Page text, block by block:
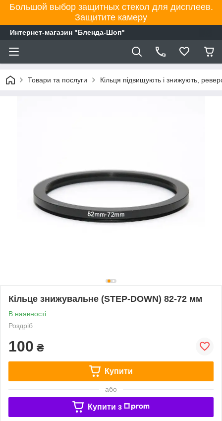
Большой выбор защитных стекол для дисплеев.
Защитите камеру
Интернет-магазин "Бленда-Шоп"
Товари та послуги Кільця підвищують і знижують,
Кільце знижувальне (STEP-DOWN) 82-72 мм
В наявності
Роздріб
100 ₴
Купити
або
Купити з